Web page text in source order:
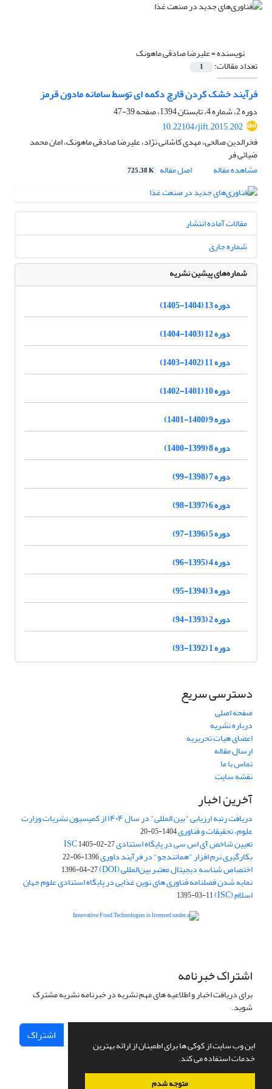
این وب سایت از کوکی ها برای اطمینان از ارائه بهترین
خدمات استفاده می کند.
متوجه شدم
نویسنده =علیرضا صادقی ماهونک
تعداد مقالات: 1
فرآیند خشک کردن قارچ دکمه ای توسط سامانه مادون قرمز
دوره 2، شماره 4، تابستان 1394، صفحه
39-47
10.22104/jift.2015.202
فخرالدین صالحی، مهدی کاشانی نژاد، علیرضا صادقی ماهونک، امان محمد
ضیائی فر
مشاهده مقاله
اصل مقاله 725.38 K
مقالات آماده انتشار
شماره جاری
شماره‌های پیشین نشریه
دوره 13 (1404-1405)
دوره 12 (1403-1404)
دوره 11 (1402-1403)
دوره 10 (1401-1402)
دوره 9 (1400-1401)
دوره 8 (1399-1400)
دوره 7 (1398-99)
دوره 6 (1397-98)
دوره 5 (1396-97)
دوره 4 (1395-96)
دوره 3 (1394-95)
دوره 2 (1393-94)
دوره 1 (1392-93)
دسترسی سریع
صفحه اصلی
درباره نشریه
اعضای هیات تحریریه
ارسال مقاله
تماس با ما
نقشه سایت
آخرین اخبار
دریافت رتبه ارزیابی "بین المللی" در سال ۱۴۰۴ از کمیسیون نشریات وزارت
علوم، تحقیقات و فناوری1404-05-20
تعیین شاخص آی اس سی در پایگاه استنادی ISC1405-02-27
بکارگیری نرم افزار "همانندجو" در فرآیند داوری1396-06-22
اختصاص شناسه دیجیتال معتبر بین‌المللی (DOI) 1396-04-27
نمایه شدن فصلنامه فناوری های نوین غذایی در پایگاه استنادی علوم جهان
اسلام (ISC) 1395-03-11
اشتراک خبرنامه
برای دریافت اخبار و اطلاعیه های مهم نشریه در خبرنامه نشریه مشترک
شوید.
اشتراک